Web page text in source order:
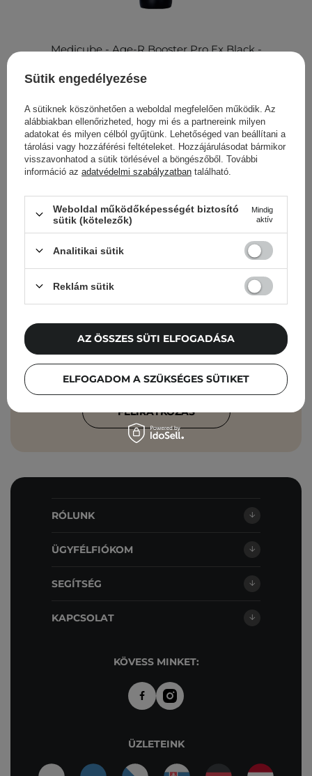
Medicube - Age-R Booster Pro Ex Black -
Cosibella hírlevél
Bőrápolási ellenőrzőlisták, szakértői
tanácsok, szépségápolási újdonságok –
közvetlenül a postaládádba!
Elfogadom, hogy marketingüzeneteket
sp. z o.o. az Adatvédelmi Irányelveknek
FELIRATKOZÁS
RÓLUNK
ÜGYFÉLFIÓKOM
SEGÍTSÉG
KAPCSOLAT
KÖVESS MINKET:
ÜZLETEINK
Sütik engedélyezése
A sütiknek köszönhetően a weboldal megfelelően működik. Az
alábbiakban ellenőrizheted, hogy mi és a partnereink milyen
adatokat és milyen célból gyűjtünk. Lehetőséged van beállítani a
tárolási vagy hozzáférési feltételeket. Hozzájárulásodat bármikor
visszavonhatod a sütik törlésével a böngészőből. További
információ az adatvédelmi szabályzatban található.
Weboldal működőképességét biztosító
sütik (kötelezők)
Mindig
aktív
Analitikai sütik
Reklám sütik
ELFOGADOM A SZÜKSÉGES SÜTIKET
AZ ÖSSZES SÜTI ELFOGADÁSA